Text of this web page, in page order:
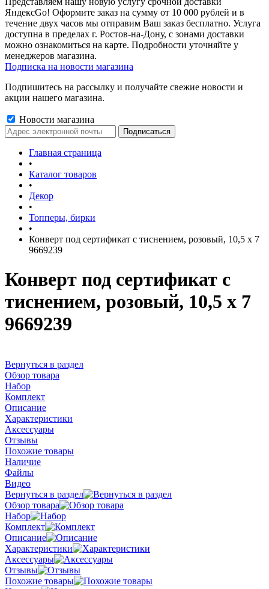
ЯндексGo! Оформите заказ на сумму от 10 000 рублей и в
течение двух часов мы отправим Ваш заказ бесплатно. Услуга
доступна в пределах г. Ростов-на-Дону, с зонами доставки
можно ознакомиться на карте. Подробности уточняйте у
менеджеров магазина.
Подписка на новости магазина
Подпишитесь на рассылку и получайте свежие новости и
акции нашего магазина.
Новости магазина
Главная страница
•
Каталог товаров
•
Декор
•
Топперы, бирки
•
Конверт под сертификат с тиснением, розовый, 10,5 х 7
9669239
Конверт под сертификат с
тиснением, розовый, 10,5 х 7
9669239
Вернуться в раздел
Обзор товара
Набор
Комплект
Описание
Характеристики
Аксессуары
Отзывы
Похожие товары
Наличие
Файлы
Видео
Вернуться в раздел
Обзор товара
Набор
Комплект
Описание
Характеристики
Аксессуары
Отзывы
Похожие товары